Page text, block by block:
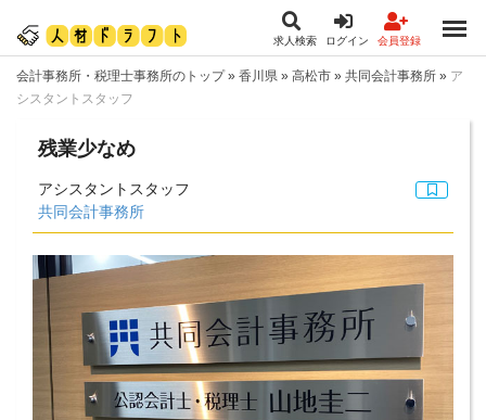
求人検索 ログイン 会員登録
会計事務所・税理士事務所のトップ» 香川県 » 高松市 » 共同会計事務所 » ア
シスタントスタッフ
残業少なめ
アシスタントスタッフ
共同会計事務所